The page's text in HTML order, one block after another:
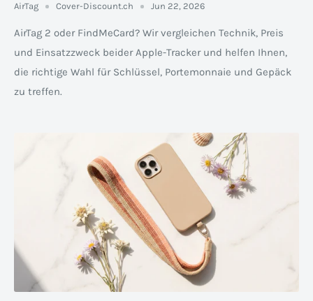
AirTag Cover-Discount.ch Jun 22, 2026
AirTag 2 oder FindMeCard? Wir vergleichen Technik, Preis
und Einsatzzweck beider Apple-Tracker und helfen Ihnen,
die richtige Wahl für Schlüssel, Portemonnaie und Gepäck
zu treffen.